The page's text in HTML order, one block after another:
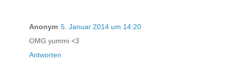
Anonym 5. Januar 2014 um 14:20
OMG yummi <3
Antworten